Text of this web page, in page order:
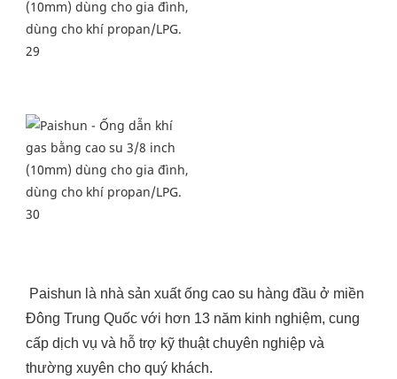
Paishun là nhà sản xuất ống cao su hàng đầu ở miền
Đông Trung Quốc với hơn 13 năm kinh nghiệm, cung
cấp dịch vụ và hỗ trợ kỹ thuật chuyên nghiệp và
thường xuyên cho quý khách.